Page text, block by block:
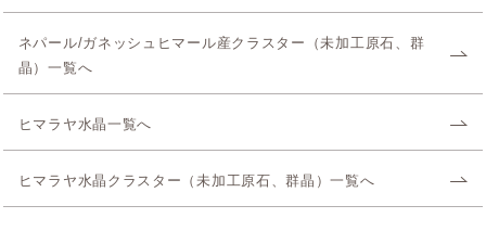
ネパール/ガネッシュヒマール産クラスター（未加工原石、群
晶）一覧へ
ヒマラヤ水晶一覧へ
ヒマラヤ水晶クラスター（未加工原石、群晶）一覧へ